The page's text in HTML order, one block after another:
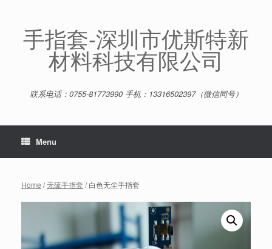
content手指套-深圳市优斯特新
材料科技有限公司
联系电话：0755-81773990 手机：13316502397（微信同号）
Menu
Home /无硫手指套 / 白色无尘手指套